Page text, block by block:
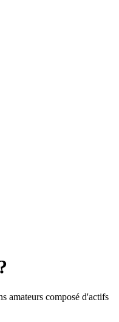
amateurs composé d'actifs